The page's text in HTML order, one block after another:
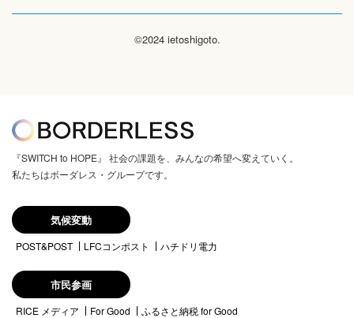
©2024 ietoshigoto.
『SWITCH to HOPE』 社会の課題を、みんなの希望へ変えていく。
私たちはボーダレス・グループです。
気候変動
POST&POST LFCコンポスト ハチドリ電力
市民参画
RICE メディア For Good ふるさと納税 for Good